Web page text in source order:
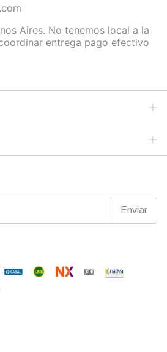
Aires. No tenemos local a la
entrega pago efectivo